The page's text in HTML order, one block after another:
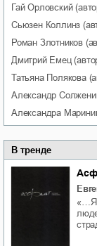
Гай Орловский
Сьюзен Коллинз
Роман Злотников
Дмитрий Емец
Татьяна Полякова
Александр
Александра
В тренде
«…Я